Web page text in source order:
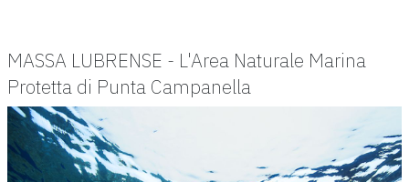
MASSA LUBRENSE - L'Area Naturale Marina
Protetta di Punta Campanella